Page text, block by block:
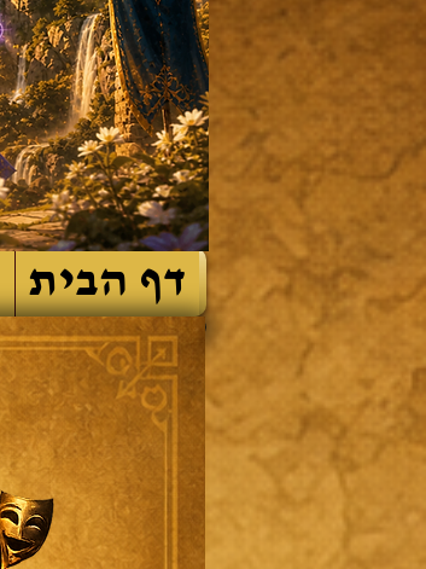
דף הבית